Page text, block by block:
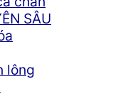
SÂU
lông